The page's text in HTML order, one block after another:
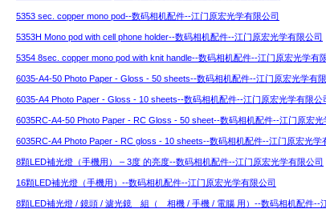
5353 sec. copper mono pod--数码相机配件--江门原宏光学有限公司
5353H Mono pod with cell phone holder--数码相机配件--江门原宏光学有限公司
5354 8sec. copper mono pod with knit handle--数码相机配件--江门原宏光学有
6035-A4-50 Photo Paper - Gloss - 50 sheets--数码相机配件--江门原宏光学有
6035-A4 Photo Paper - Gloss - 10 sheets--数码相机配件--江门原宏光学有限公
6035RC-A4-50 Photo Paper - RC Gloss - 50 sheet--数码相机配件--江门原宏光
6035RC-A4 Photo Paper - RC gloss - 10 sheets--数码相机配件--江门原宏光学
8顆LED補光燈（手機用） – 3度 的亮度--数码相机配件--江门原宏光学有限公司
16顆LED補光燈（手機用）--数码相机配件--江门原宏光学有限公司
8顆LED補光燈 / 鏡頭 / 濾光鏡 組（ 相機 / 手機 / 電腦 用）--数码相机配件--